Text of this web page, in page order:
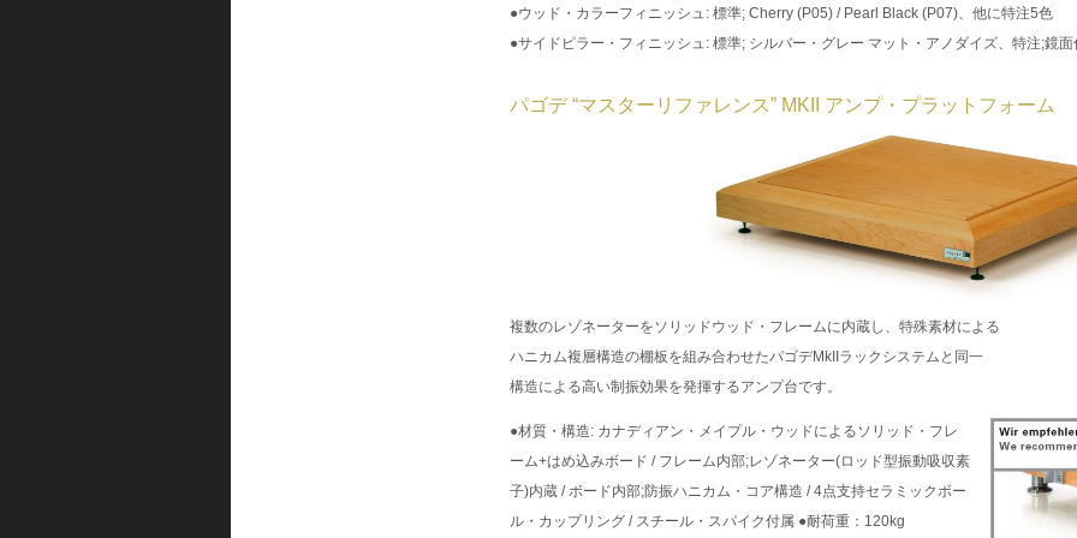
●ウッド・カラーフィニッシュ: 標準; Cherry (P05) / Pearl Black (P07)、他に特注5色
●サイドピラー・フィニッシュ: 標準; シルバー・グレー マット・アノダイズ、特注;鏡面
パゴデ “マスターリファレンス” MKII アンプ・プラットフォーム
複数のレゾネーターをソリッドウッド・フレームに内蔵し、特殊素材による
ハニカム複層構造の棚板を組み合わせたパゴデMkIIラックシステムと同一
構造による高い制振効果を発揮するアンプ台です。
●材質・構造: カナディアン・メイプル・ウッドによるソリッド・フレ
ーム+はめ込みボード / フレーム内部;レゾネーター(ロッド型振動吸収素
子)内蔵 / ボード内部;防振ハニカム・コア構造 / 4点支持セラミックボー
ル・カップリング / スチール・スパイク付属 ●耐荷重：120kg